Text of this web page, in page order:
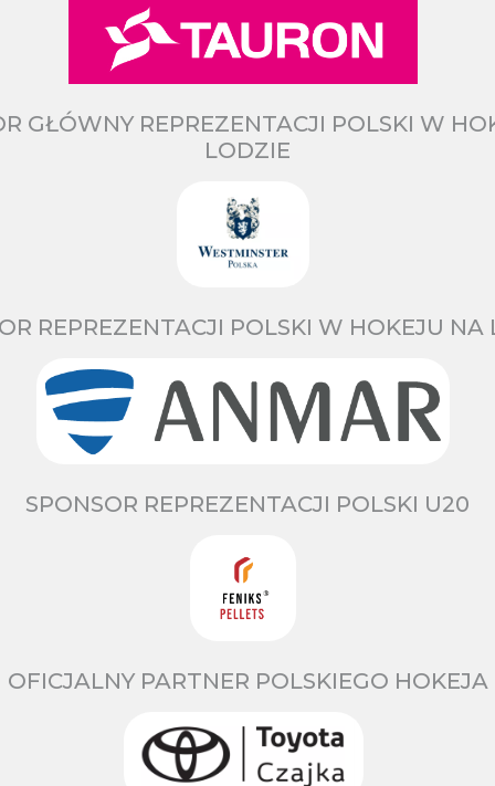
GŁÓWNY REPREZENTACJI POLSKI W
LODZIE
REPREZENTACJI POLSKI W HOKEJU NA
SPONSOR REPREZENTACJI POLSKI U20
OFICJALNY PARTNER POLSKIEGO HOKEJA